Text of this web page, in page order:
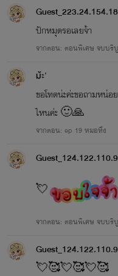
จัดทำขึ้นใหม่
(๓) ในส่วนที่เกี่ยวกั
งานที่ มิใช่นาฏกรรมให้เ
เป็นงานที่มิใช่นาฏกรรม ทั้
(๔) ในส่วนที่เกี่ยวกับ
งานที่ เป็นรูปสองมิติหรื
หรือทำหุ่นจำลองจากงานต้
(๕) ในส่วนที่เกี่ยวกั
ลำดับ เรียบเรียงเสียงปร
"เผยแพร่ต่อสาธา
สาธารณชน โดย การแสดง
ปักหมุดรอเลยจ้า
จากตอน: ตอนพิเศษ จบบริ
ม้ะ'
ขอโทดน่ะค่ะขอถามหน่อ
ไหนค่ะ 🙂🙏
จากตอน: ep 19 หมอหึง
💘
จากตอน: ตอนพิเศษ จบบริ
💘🥰💘🥰💘🥰